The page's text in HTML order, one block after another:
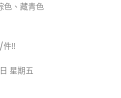
色、藏青色
件‼️
星期五